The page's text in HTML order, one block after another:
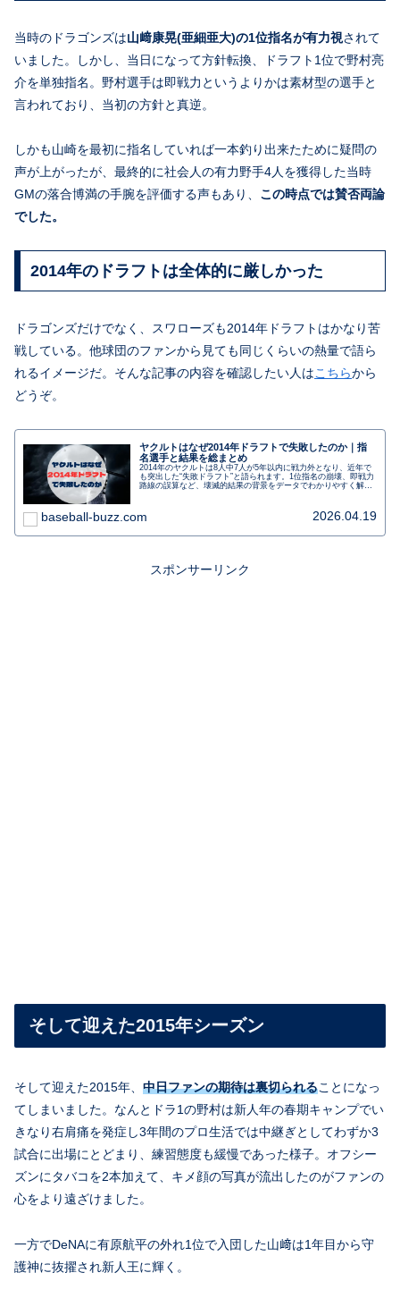
当時のドラゴンズは山﨑康晃(亜細亜大)の1位指名が有力視されて
いました。しかし、当日になって方針転換、ドラフト1位で野村亮
介を単独指名。野村選手は即戦力というよりかは素材型の選手と
言われており、当初の方針と真逆。
しかも山崎を最初に指名していれば一本釣り出来たために疑問の
声が上がったが、最終的に社会人の有力野手4人を獲得した当時
GMの落合博満の手腕を評価する声もあり、 この時点では賛否両論
でした。
2014年のドラフトは全体的に厳しかった
ドラゴンズだけでなく、スワローズも2014年ドラフトはかなり苦
戦している。他球団のファンから見ても同じくらいの熱量で語ら
れるイメージだ。そんな記事の内容を確認したい人はこちらから
どうぞ。
ヤクルトはなぜ2014年ドラフトで失敗したのか｜指
名選手と結果を総まとめ
2014年のヤクルトは8人中7人が5年以内に戦力外となり、近年で
も突出した“失敗ドラフト”と語られます。1位指名の崩壊、即戦力
路線の誤算など、壊滅的結果の背景をデータでわかりやすく解説
baseball-buzz.com 2026.04.19
スポンサーリンク
そして迎えた2015年シーズン
そして迎えた2015年、 中日ファンの期待は裏切られることになっ
てしまいました。なんとドラ1の野村は新人年の春期キャンプでい
きなり右肩痛を発症し3年間のプロ生活では中継ぎとしてわずか3
試合に出場にとどまり、練習態度も緩慢であった様子。オフシー
ズンにタバコを2本加えて、キメ顔の写真が流出したのがファンの
心をより遠ざけました。
一方でDeNAに有原航平の外れ1位で入団した山﨑は1年目から守
護神に抜擢され新人王に輝く。